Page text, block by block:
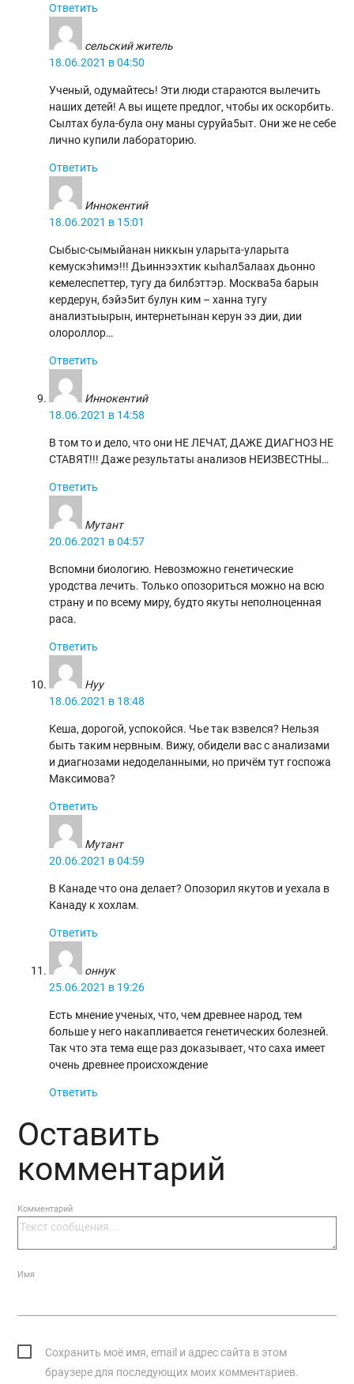
Ответить
сельский житель
18.06.2021 в 04:50
Ученый, одумайтесь! Эти люди стараются вылечить
наших детей! А вы ищете предлог, чтобы их оскорбить.
Сылтах була-була ону маны суруйа5ыт. Они же не себе
лично купили лабораторию.
Ответить
Иннокентий
18.06.2021 в 15:01
Сыбыс-сымыйанан никкын уларыта-уларыта
кемускэhимэ!!! Дьиннээхтик кыhал5алаах дьонно
кемелеспеттер, тугу да билбэттэр. Москва5а барын
кердерун, бэйэ5ит булун ким – ханна тугу
анализтыырын, интернетынан керун ээ дии, дии
олороллор…
Ответить
Иннокентий
18.06.2021 в 14:58
В том то и дело, что они НЕ ЛЕЧАТ, ДАЖЕ ДИАГНОЗ НЕ
СТАВЯТ!!! Даже результаты анализов НЕИЗВЕСТНЫ…
Ответить
Мутант
20.06.2021 в 04:57
Вспомни биологию. Невозможно генетические
уродства лечить. Только опозориться можно на всю
страну и по всему миру, будто якуты неполноценная
раса.
Ответить
Нуу
18.06.2021 в 18:48
Кеша, дорогой, успокойся. Чье так взвелся? Нельзя
быть таким нервным. Вижу, обидели вас с анализами
и диагнозами недоделанными, но причём тут госпожа
Максимова?
Ответить
Мутант
20.06.2021 в 04:59
В Канаде что она делает? Опозорил якутов и уехала в
Канаду к хохлам.
Ответить
оннук
25.06.2021 в 19:26
Есть мнение ученых, что, чем древнее народ, тем
больше у него накапливается генетических болезней.
Так что эта тема еще раз доказывает, что саха имеет
очень древнее происхождение
Ответить
Оставить
комментарий
Комментарий
Имя
Сохранить моё имя, email и адрес сайта в этом
браузере для последующих моих комментариев.